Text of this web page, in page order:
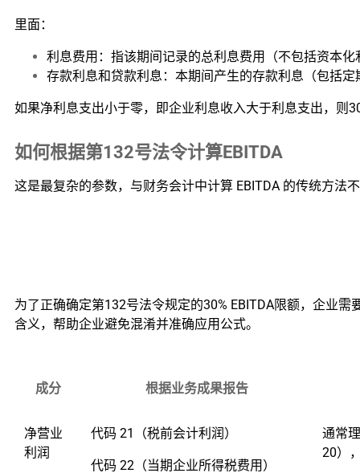
里面：
利息费用：指该期间记录的总利息费用（不包括资本化
存款利息和贷款利息：本期间产生的存款利息（包括
如果净利息支出小于零，即企业利息收入大于利息支出，则
如何根据第132号法令计算EBITDA
这是最复杂的参数，与财务会计中计算 EBITDA 的传统方法
为了正确确定第132号法令规定的30% EBITDA限额，企业
含义，帮助企业避免混淆并准确应用公式。
成分 根据业务成果报告
净营业
利润
代码 21（税前会计利润）
代码 22（当期企业所得税费用）
通常
20）